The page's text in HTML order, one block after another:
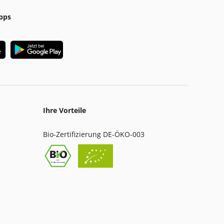
Ihre Vorteile
Bio-Zertifizierung DE-ÖKO-003